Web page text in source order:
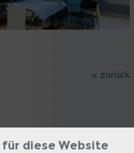
« zurück
für diese Website